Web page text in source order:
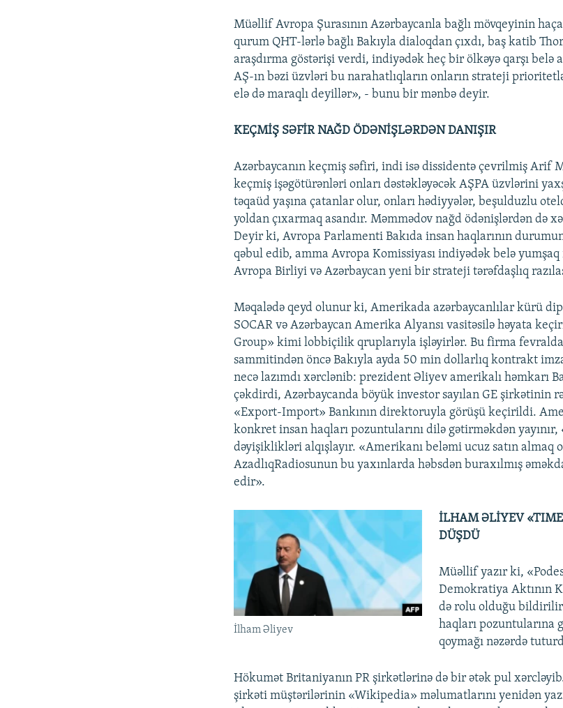
Müəllif Avropa Şurasının Azərbaycanla bağlı mövqeyinin
qurum QHT-lərlə bağlı Bakıyla dialoqdan çıxdı, baş katib
araşdırma göstərişi verdi, indiyədək heç bir ölkəyə qarşı belə
AŞ-ın bəzi üzvləri bu narahatlıqların onların strateji
elə də maraqlı deyillər», - bunu bir mənbə deyir.
KEÇMİŞ SƏFİR NAĞD ÖDƏNİŞLƏRDƏN DANIŞIR
Azərbaycanın keçmiş səfiri, indi isə dissidentə çevrilmiş Arif
keçmiş işəgötürənləri onları dəstəkləyəcək AŞPA üzvlərini
təqaüd yaşına çatanlar olur, onları hədiyyələr, beşulduzlu
yoldan çıxarmaq asandır. Məmmədov nağd ödənişlərdən də
Deyir ki, Avropa Parlamenti Bakıda insan haqlarının
qəbul edib, amma Avropa Komissiyası indiyədək belə yumşaq
Avropa Birliyi və Azərbaycan yeni bir strateji tərəfdaşlıq
Məqalədə qeyd olunur ki, Amerikada azərbaycanlılar kürü
SOCAR və Azərbaycan Amerika Alyansı vasitəsilə həyata
Group» kimi lobbiçilik qruplarıyla işləyirlər. Bu firma
sammitindən öncə Bakıyla ayda 50 min dollarlıq kontrakt
necə lazımdı xərclənib: prezident Əliyev amerikalı həmkarı
çəkdirdi, Azərbaycanda böyük investor sayılan GE şirkətinin
«Export-Import» Bankının direktoruyla görüşü keçirildi.
konkret insan haqları pozuntularını dilə gətirməkdən
dəyişiklikləri alqışlayır. «Amerikanı beləmi ucuz satın almaq
AzadlıqRadiosunun bu yaxınlarda həbsdən buraxılmış
edir».
İlham Əliyev
İLHAM ƏLİYEV
DÜŞDÜ
Müəllif yazır ki,
Demokratiya Aktının
də rolu olduğu
haqları pozuntularına
qoymağı nəzərdə
Hökumət Britaniyanın PR şirkətlərinə də bir ətək pul
şirkəti müştərilərinin «Wikipedia» məlumatlarını yenidən